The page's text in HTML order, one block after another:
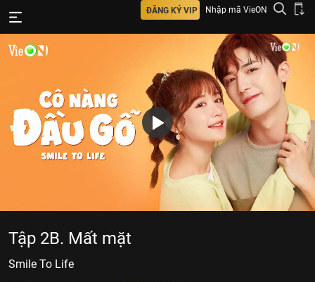
ĐĂNG KÝ VIP Nhập mã VieON
Tập 2B. Mất mặt
Smile To Life